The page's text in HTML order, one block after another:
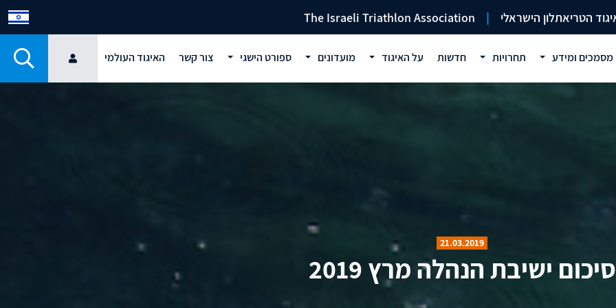
הטריאתלון הישראלי |
The Israeli Triathlon Association
מסמכים ומידע תחרויות חדשות על האיגוד מועדונים ספורט הישגי צור קשר האיגוד העולמי
סיכום ישיבת הנהלה מרץ 2019
21.03.2019